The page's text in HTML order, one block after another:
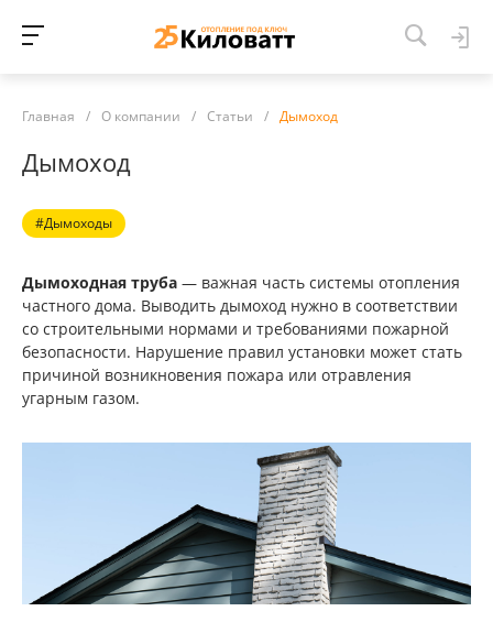
Главная / О компании / Статьи / Дымоход
Дымоход
#Дымоходы
Дымоходная труба — важная часть системы отопления
частного дома. Выводить дымоход нужно в соответствии
со строительными нормами и требованиями пожарной
безопасности. Нарушение правил установки может стать
причиной возникновения пожара или отравления
угарным газом.